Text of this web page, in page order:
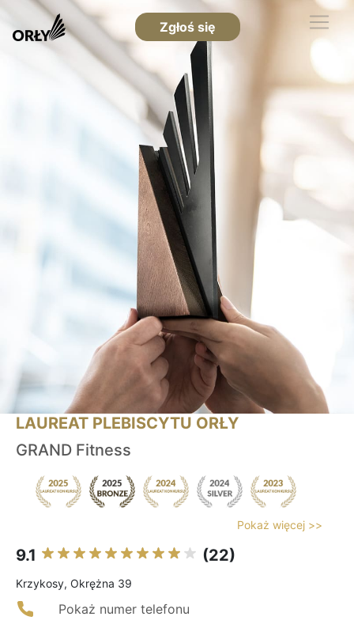
Zgłoś się
LAUREAT PLEBISCYTU ORŁY
GRAND Fitness
Pokaż więcej >>
9.1 (22)
Krzykosy, Okrężna 39
Pokaż numer telefonu